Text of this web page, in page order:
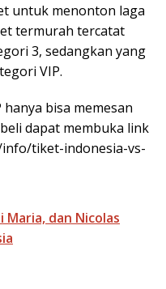
untuk menonton laga
termurah tercatat
3, sedangkan yang
VIP.
bisa memesan
dapat membuka link
tiket-indonesia-vs-
Maria, dan Nicolas